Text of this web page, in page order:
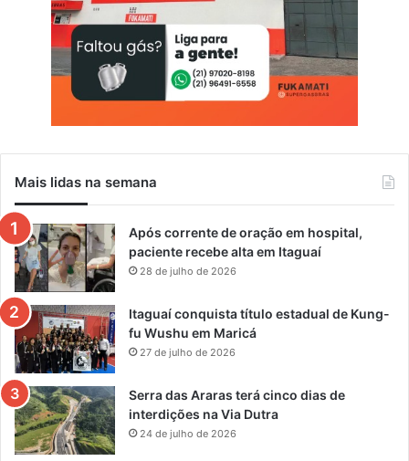
Mais lidas na semana
Após corrente de oração em hospital,
paciente recebe alta em Itaguaí
28 de julho de 2026
Itaguaí conquista título estadual de Kung-
fu Wushu em Maricá
27 de julho de 2026
Serra das Araras terá cinco dias de
interdições na Via Dutra
24 de julho de 2026